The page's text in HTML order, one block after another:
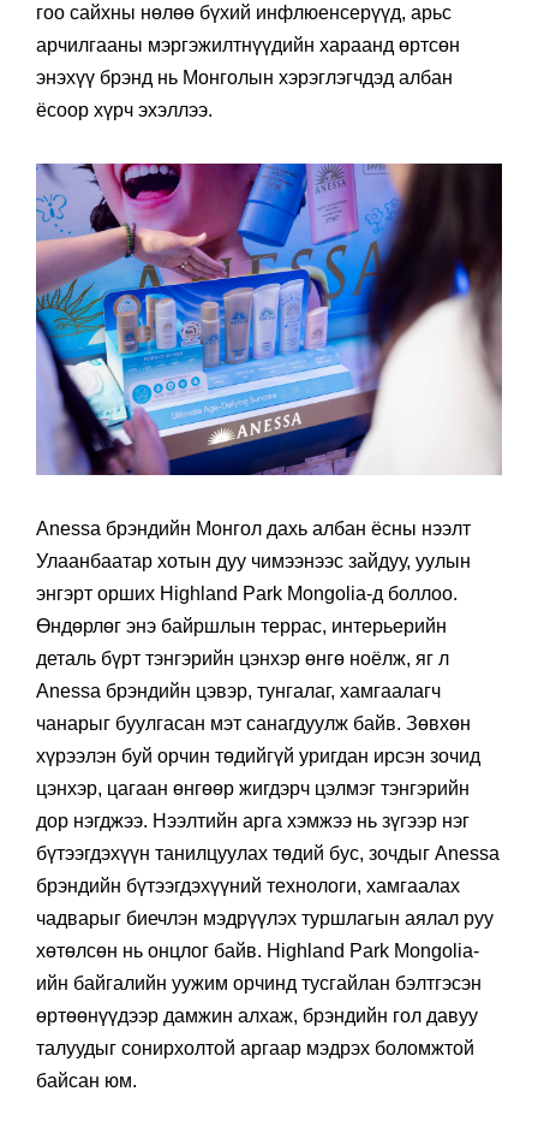
итгэл, эрэлт хэрэгцээг тодхон харуулна. Олон орны
гоо сайхны нөлөө бүхий инфлюенсерүүд, арьс
арчилгааны мэргэжилтнүүдийн хараанд өртсөн
энэхүү брэнд нь Монголын хэрэглэгчдэд албан
Anessa брэндийн Монгол дахь албан ёсны нээлт
Улаанбаатар хотын дуу чимээнээс зайдуу, уулын
энгэрт орших Highland Park Mongolia-д боллоо.
Өндөрлөг энэ байршлын террас, интерьерийн
деталь бүрт тэнгэрийн цэнхэр өнгө ноёлж, яг л
Anessa брэндийн цэвэр, тунгалаг, хамгаалагч
чанарыг буулгасан мэт санагдуулж байв. Зөвхөн
хүрээлэн буй орчин төдийгүй уригдан ирсэн зочид
цэнхэр, цагаан өнгөөр жигдэрч цэлмэг тэнгэрийн
дор нэгджээ. Нээлтийн арга хэмжээ нь зүгээр нэг
бүтээгдэхүүн танилцуулах төдий бус, зочдыг Anessa
брэндийн бүтээгдэхүүний технологи, хамгаалах
чадварыг биечлэн мэдрүүлэх туршлагын аялал руу
хөтөлсөн нь онцлог байв. Highland Park Mongolia-
ийн байгалийн уужим орчинд тусгайлан бэлтгэсэн
өртөөнүүдээр дамжин алхаж, брэндийн гол давуу
талуудыг сонирхолтой аргаар мэдрэх боломжтой